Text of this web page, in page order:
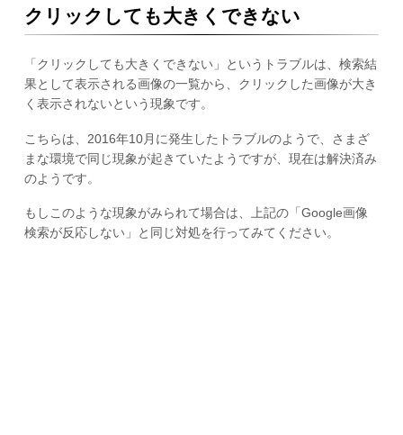
クリックしても大きくできない
「クリックしても大きくできない」というトラブルは、検索結
果として表示される画像の一覧から、クリックした画像が大き
く表示されないという現象です。
こちらは、2016年10月に発生したトラブルのようで、さまざ
まな環境で同じ現象が起きていたようですが、現在は解決済み
のようです。
もしこのような現象がみられて場合は、上記の「Google画像
検索が反応しない」と同じ対処を行ってみてください。